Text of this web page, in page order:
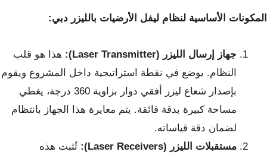
المكونات الأساسية لنظام ليفل الأرضيات بالليزر دبي:
جهاز إرسال الليزر (Laser Transmitter):
هذا هو قلب
النظام. يوضع في نقطة استراتيجية داخل المشروع ويقوم
بإصدار شعاع ليزر أفقي دوار بزاوية 360 درجة، يغطي
مساحة كبيرة بدقة فائقة. يتم معايرة هذا الجهاز بانتظام
لضمان دقة قياساته.
مستقبلات الليزر (Laser Receivers):
تُثبت هذه